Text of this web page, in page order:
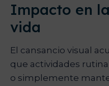
Impacto en
vida
El cansancio visual
que actividades
o simplemente